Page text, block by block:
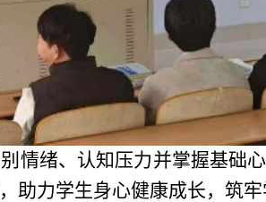
情绪、认知压力并掌握基础
助力学生身心健康成长，筑牢